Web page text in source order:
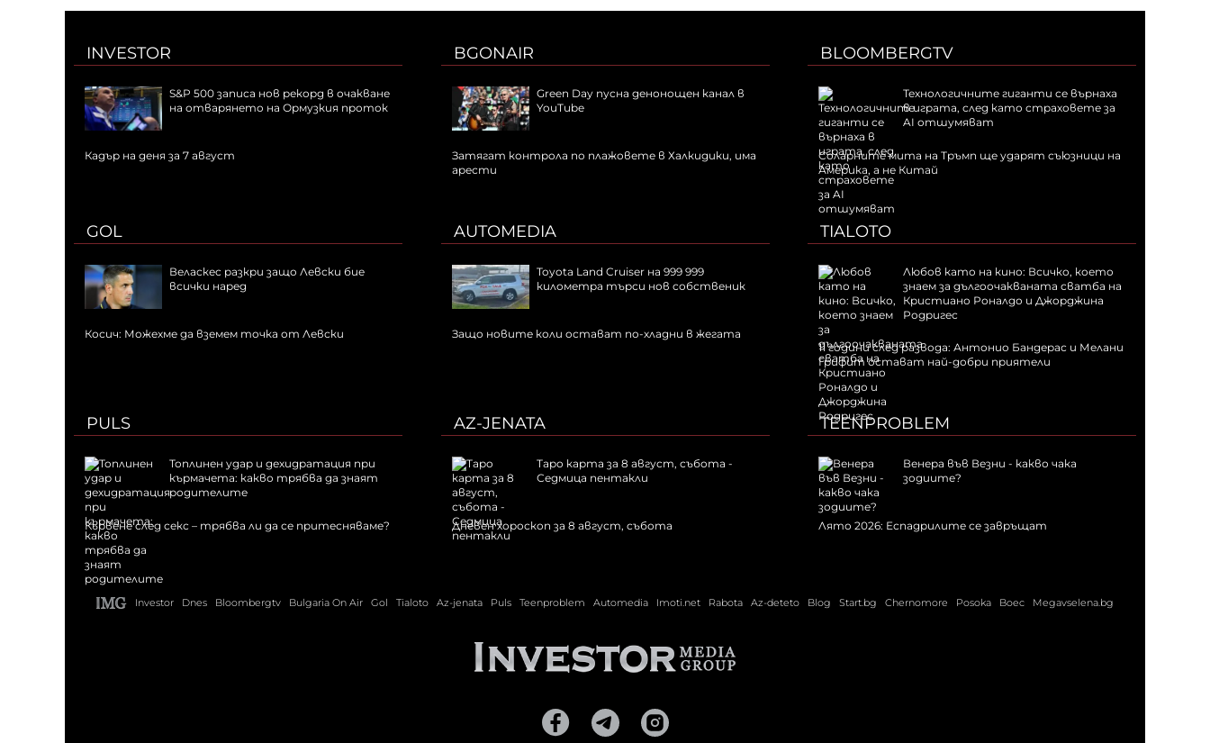
INVESTOR
S&P 500 записа нов рекорд в очакване
на отварянето на Ормузкия проток
Кадър на деня за 7 август
BGONAIR
Green Day пусна денонощен канал в
YouTube
Затягат контрола по плажовете в Халкидики, има
арести
BLOOMBERGTV
Технологичните гиганти се върнаха
в играта, след като страховете за
AI отшумяват
Соларните мита на Тръмп ще ударят съюзници на
Америка, а не Китай
GOL
Веласкес разкри защо Левски бие
всички наред
Косич: Можехме да вземем точка от Левски
AUTOMEDIA
Toyota Land Cruiser на 999 999
километра търси нов собственик
Защо новите коли остават по-хладни в жегата
TIALOTO
Любов като на кино: Всичко, което
знаем за дългоочакваната сватба на
Кристиано Роналдо и Джорджина
Родригес
11 години след развода: Антонио Бандерас и Мелани
Грифит остават най-добри приятели
PULS
Топлинен удар и дехидратация при
кърмачета: какво трябва да знаят
родителите
Кървене след секс – трябва ли да се притесняваме?
AZ-JENATA
Таро карта за 8 август, събота -
Седмица пентакли
Дневен хороскоп за 8 август, събота
TEENPROBLEM
Венера във Везни - какво чака
зодиите?
Лято 2026: Еспадрилите се завръщат
Investor Dnes Bloombergtv Bulgaria On Air Gol Tialoto Az-jenata Puls Teenproblem Automedia Imoti.net Rabota Az-deteto Blog Start.bg Chernomore Posoka Boec Megavselena.bg